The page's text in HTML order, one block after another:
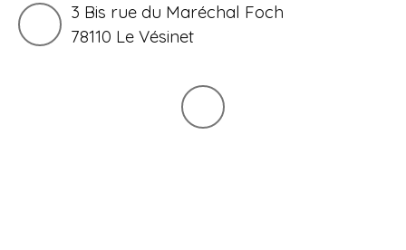
3 Bis rue du Maréchal Foch
78110 Le Vésinet